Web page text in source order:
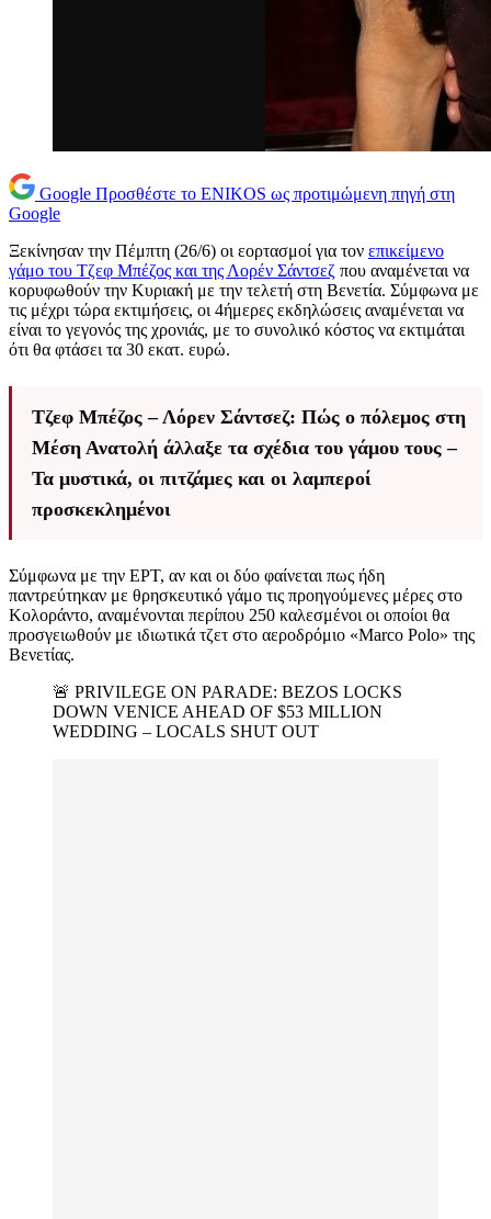
Google Προσθέστε το ENIKOS ως προτιμώμενη πηγή στη
Google
Ξεκίνησαν την Πέμπτη (26/6) οι εορτασμοί για τον επικείμενο
γάμο του Τζεφ Μπέζος και της Λορέν Σάντσεζ που αναμένεται να
κορυφωθούν την Κυριακή με την τελετή στη Βενετία. Σύμφωνα με
τις μέχρι τώρα εκτιμήσεις, οι 4ήμερες εκδηλώσεις αναμένεται να
είναι το γεγονός της χρονιάς, με το συνολικό κόστος να εκτιμάται
ότι θα φτάσει τα 30 εκατ. ευρώ.
Τζεφ Μπέζος – Λόρεν Σάντσεζ: Πώς ο πόλεμος στη
Μέση Ανατολή άλλαξε τα σχέδια του γάμου τους –
Τα μυστικά, οι πιτζάμες και οι λαμπεροί
προσκεκλημένοι
Σύμφωνα με την ΕΡΤ, αν και οι δύο φαίνεται πως ήδη
παντρεύτηκαν με θρησκευτικό γάμο τις προηγούμενες μέρες στο
Κολοράντο, αναμένονται περίπου 250 καλεσμένοι οι οποίοι θα
προσγειωθούν με ιδιωτικά τζετ στο αεροδρόμιο «Marco Polo» της
Βενετίας.
🚨 PRIVILEGE ON PARADE: BEZOS LOCKS
DOWN VENICE AHEAD OF $53 MILLION
WEDDING – LOCALS SHUT OUT